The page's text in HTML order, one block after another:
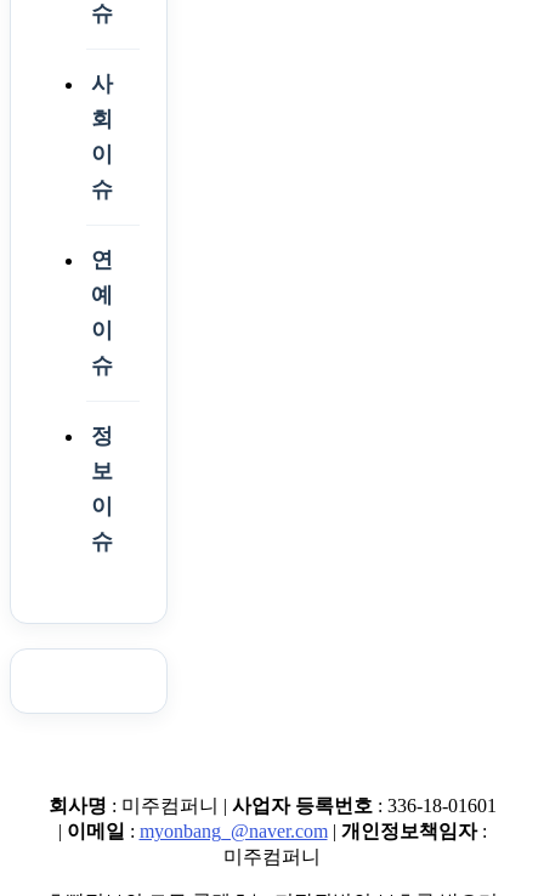
슈
사
회
이
슈
연
예
이
슈
정
보
이
슈
회사명 : 미주컴퍼니 | 사업자 등록번호 : 336-18-01601
| 이메일 : myonbang_@naver.com| 개인정보책임자:
미주컴퍼니